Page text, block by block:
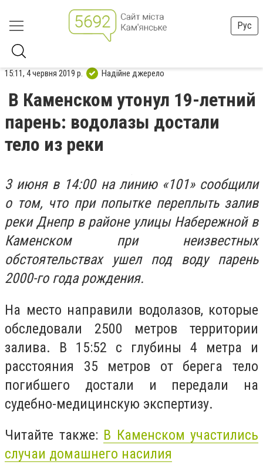
Рус
15:11, 4 червня 2019 р. Надійне джерело
В Каменском утонул 19-летний
парень: водолазы достали
тело из реки
3 июня в 14:00 на линию «101» сообщили
о том, что при попытке переплыть залив
реки Днепр в районе улицы Набережной в
Каменском при неизвестных
обстоятельствах ушел под воду парень
2000-го года рождения.
На место направили водолазов, которые
обследовали 2500 метров территории
залива. В 15:52 с глубины 4 метра и
расстояния 35 метров от берега тело
погибшего достали и передали на
судебно-медицинскую экспертизу.
Читайте также: В Каменском участились
случаи домашнего насилия